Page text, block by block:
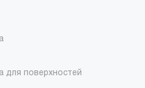
поверхностей